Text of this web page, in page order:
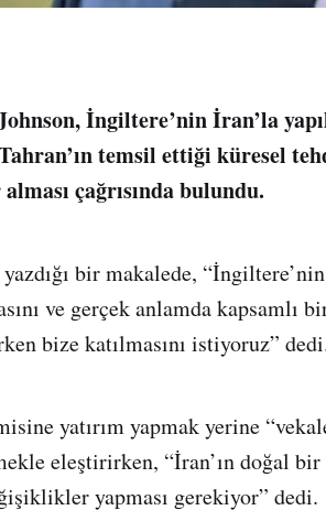
İngiltere’nin İran’la
temsil ettiği küresel
çağrısında bulundu.
bir makalede,
ve gerçek anlamda kapsamlı
bize katılmasını istiyoruz”
yatırım yapmak yerine
eleştirirken, “İran’ın doğal bir
yapması gerekiyor” dedi.